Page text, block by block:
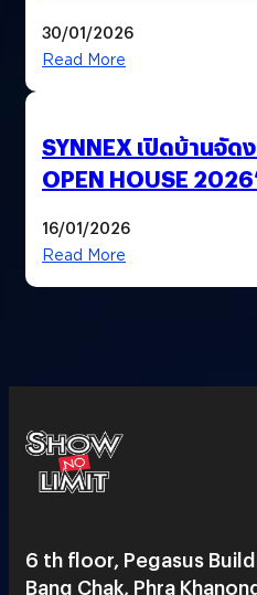
30/01/2026
Read More
SYNNEX เปิดบ้านจัด
OPEN HOUSE
ได้ 53,000 ล้านบาท
16/01/2026
Read More
6 th floor, Pegasus
Bang Chak, Phra